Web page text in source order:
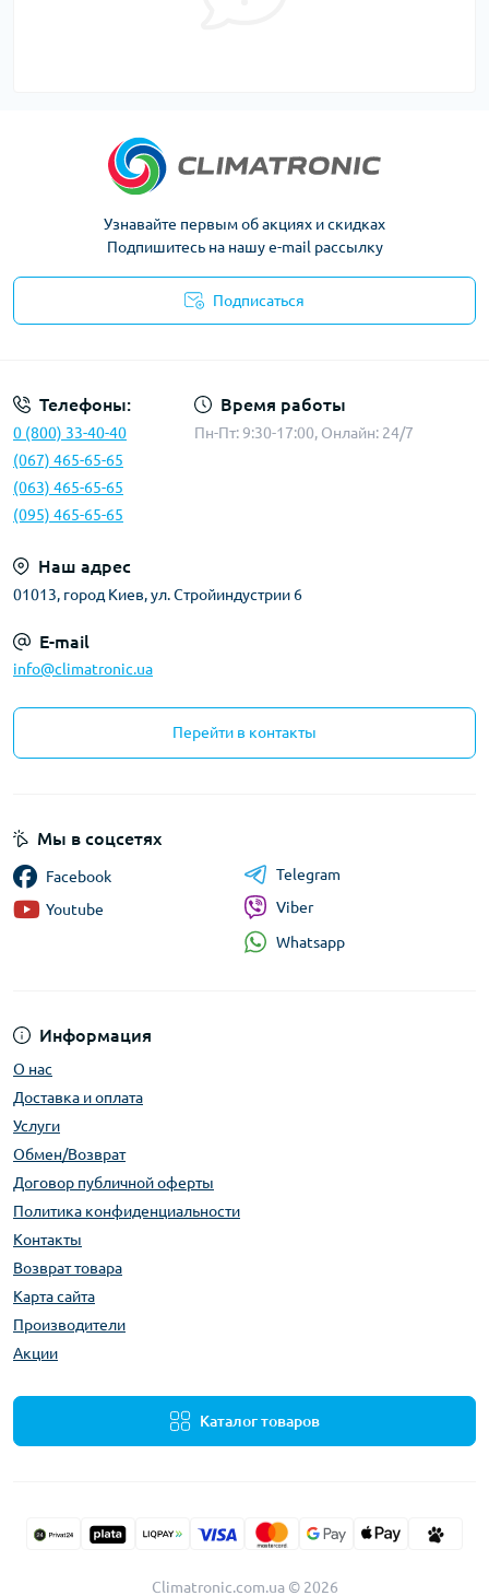
Узнавайте первым об акциях и скидках
Подпишитесь на нашу e-mail рассылку
Подписаться
Телефоны:
0 (800) 33-40-40
(067) 465-65-65
(063) 465-65-65
(095) 465-65-65
Время работы
Пн-Пт: 9:30-17:00, Онлайн: 24/7
Наш адрес
01013, город Киев, ул. Стройиндустрии 6
E-mail
info@climatronic.ua
Перейти в контакты
Информация
О нас
Доставка и оплата
Услуги
Обмен/Возврат
Договор публичной оферты
Политика конфиденциальности
Контакты
Возврат товара
Карта сайта
Производители
Акции
Каталог товаров
Мы в соцсетях
Facebook
Youtube
Telegram
Viber
Whatsapp
Climatronic.com.ua © 2026